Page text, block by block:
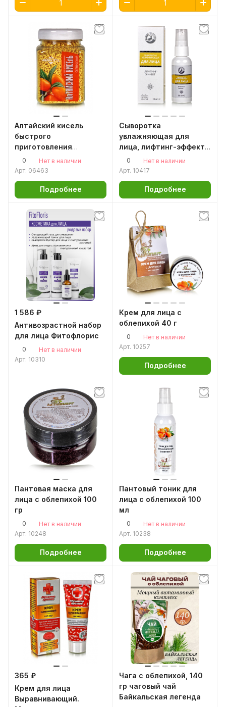
Алтайский кисель
быстрого
приготовления
Облепиховый, 250 гр.
0
Нет в наличии
Арт. 06463
Подробнее
Сыворотка
увлажняющая для
лица, лифтинг-эффект
50мл
0
Нет в наличии
Арт. 10417
Подробнее
1 586 ₽
Антивозрастной набор
для лица Фитофлорис
0
Нет в наличии
Арт. 10310
Крем для лица с
облепихой 40 г
0
Нет в наличии
Арт. 10257
Подробнее
Пантовая маска для
лица с облепихой 100
гр
0
Нет в наличии
Арт. 10248
Подробнее
Пантовый тоник для
лица с облепихой 100
мл
0
Нет в наличии
Арт. 10238
Подробнее
365 ₽
Крем для лица
Выравнивающий.
Чага с облепихой, 140
гр чаговый чай
Байкальская легенда